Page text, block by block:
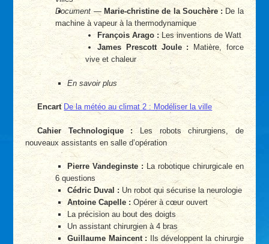
Document — Marie-christine de la Souchère : De la
machine à vapeur à la thermodynamique
François Arago :Les inventions de Watt
James Prescott Joule : Matière, force
vive et chaleur
En savoir plus
Encart De la météo au climat 2 : Modéliser la ville
Cahier Technologique :Les robots chirurgiens, de
nouveaux assistants en salle d’opération
Pierre Vandeginste : La robotique chirurgicale en
6 questions
Cédric Duval :Un robot qui sécurise la neurologie
Antoine Capelle : Opérer à cœur ouvert
La précision au bout des doigts
Un assistant chirurgien à 4 bras
Guillaume Maincent :Ils développent la chirurgie